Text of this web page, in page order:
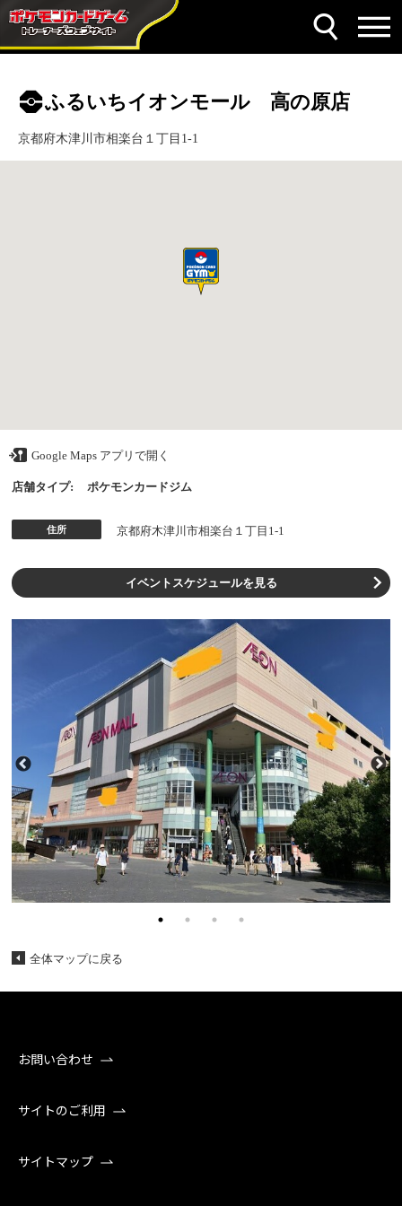
ふるいちイオンモール 高の原店
京都府木津川市相楽台１丁目1-1
Google Maps アプリで開く
店舗タイプ: ポケモンカードジム
住所 京都府木津川市相楽台１丁目1-1
イベントスケジュールを見る
全体マップに戻る
お問い合わせ
サイトのご利用
サイトマップ